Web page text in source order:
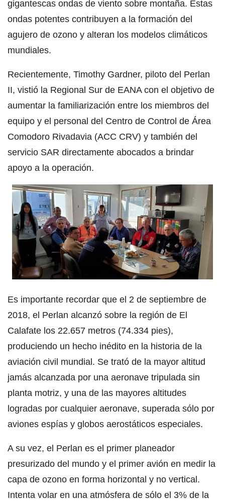
gigantescas ondas de viento sobre montaña. Estas
ondas potentes contribuyen a la formación del
agujero de ozono y alteran los modelos climáticos
mundiales.
Recientemente, Timothy Gardner, piloto del Perlan
II, vistió la Regional Sur de EANA con el objetivo de
aumentar la familiarización entre los miembros del
equipo y el personal del Centro de Control de Área
Comodoro Rivadavia (ACC CRV) y también del
servicio SAR directamente abocados a brindar
apoyo a la operación.
Es importante recordar que el 2 de septiembre de
2018, el Perlan alcanzó sobre la región de El
Calafate los 22.657 metros (74.334 pies),
produciendo un hecho inédito en la historia de la
aviación civil mundial. Se trató de la mayor altitud
jamás alcanzada por una aeronave tripulada sin
planta motriz, y una de las mayores altitudes
logradas por cualquier aeronave, superada sólo por
aviones espías y globos aerostáticos especiales.
A su vez, el Perlan es el primer planeador
presurizado del mundo y el primer avión en medir la
capa de ozono en forma horizontal y no vertical.
Intenta volar en una atmósfera de sólo el 3% de la